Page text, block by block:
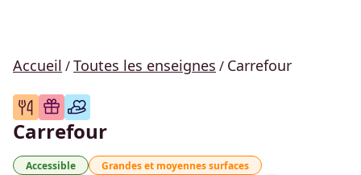
Accueil /Toutes les enseignes / Carrefour
Carrefour
Accessible
Grandes et moyennes surfaces